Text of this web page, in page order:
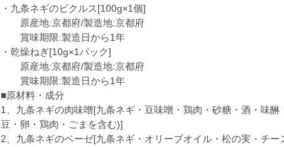
・九条ネギのピクルス[100g×1個]
原産地:京都府/製造地:京都府
賞味期限:製造日から1年
・乾燥ねぎ[10g×1パック]
原産地:京都府/製造地:京都府
賞味期限:製造日から1年
■原材料・成分
1、九条ネギの肉味噌[九条ネギ・豆味噌・鶏肉・砂糖・酒・味
豆・卵・鶏肉・ごまを含む)]
2、九条ネギのベーゼ[九条ネギ・オリーブオイル・松の実・チ